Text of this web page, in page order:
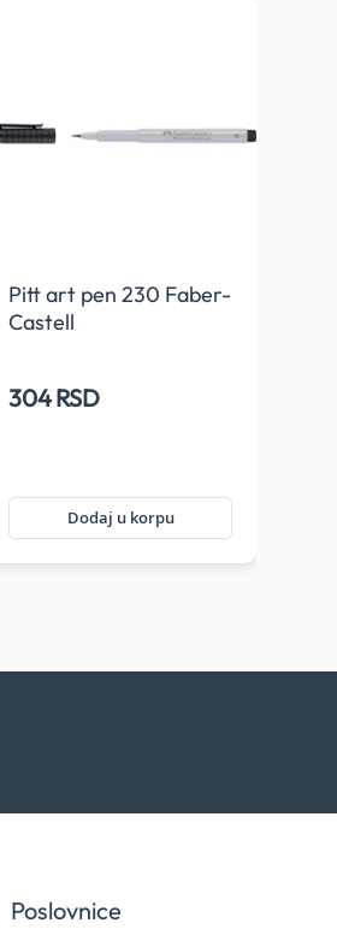
Pitt art pen 230 Faber-
Castell
304 RSD
Dodaj u korpu
Poslovnice